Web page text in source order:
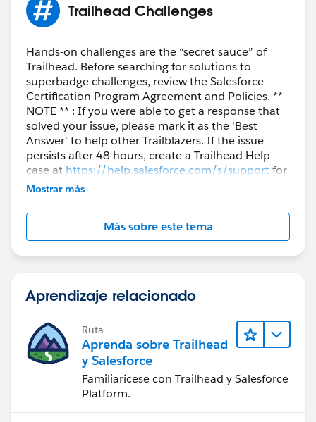
Trailhead Challenges
Hands-on challenges are the “secret sauce” of
Trailhead. Before searching for solutions to
superbadge challenges, review the Salesforce
Certification Program Agreement and Policies. **
NOTE ** : If you were able to get a response that
solved your issue, please mark it as the 'Best
Answer' to help other Trailblazers. If the issue
persists after 48 hours, create a Trailhead Help
case at https://help.salesforce.com/s/supportfor
further assistance.
Mostrar más
Más sobre este tema
Aprendizaje relacionado
Ruta
Aprenda sobre Trailhead
y Salesforce
Familiarícese con Trailhead y Salesforce
Platform.